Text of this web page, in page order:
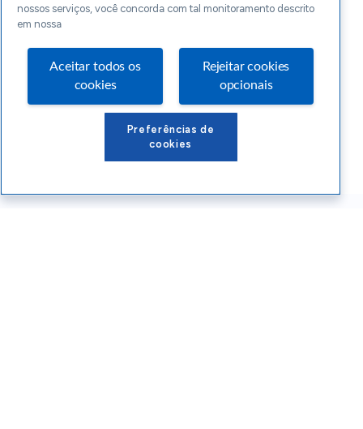
nossos serviços, você concorda com tal monitoramento descrito
em nossa
Aceitar todos os
cookies
Rejeitar cookies
opcionais
Preferências de
cookies